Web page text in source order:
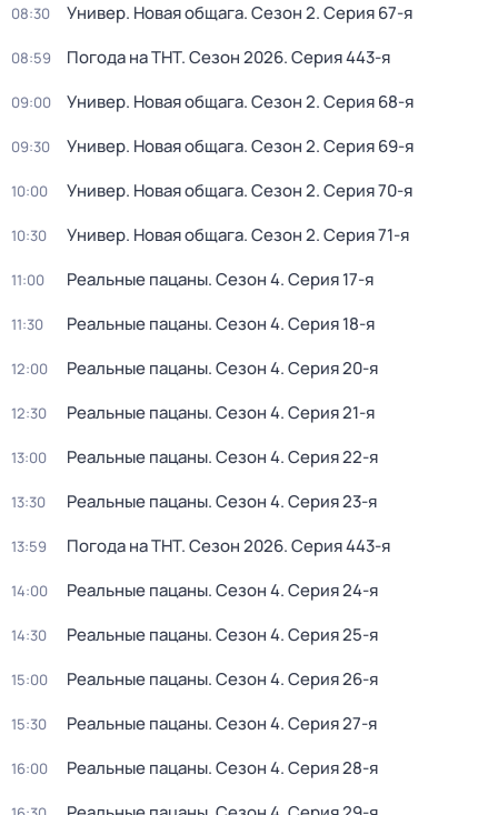
08:30 Универ. Новая общага. Сезон 2. Серия 67-я
08:59 Погода на ТНТ. Сезон 2026. Серия 443-я
09:00 Универ. Новая общага. Сезон 2. Серия 68-я
09:30 Универ. Новая общага. Сезон 2. Серия 69-я
10:00 Универ. Новая общага. Сезон 2. Серия 70-я
10:30 Универ. Новая общага. Сезон 2. Серия 71-я
11:00 Реальные пацаны. Сезон 4. Серия 17-я
11:30 Реальные пацаны. Сезон 4. Серия 18-я
12:00 Реальные пацаны. Сезон 4. Серия 20-я
12:30 Реальные пацаны. Сезон 4. Серия 21-я
13:00 Реальные пацаны. Сезон 4. Серия 22-я
13:30 Реальные пацаны. Сезон 4. Серия 23-я
13:59 Погода на ТНТ. Сезон 2026. Серия 443-я
14:00 Реальные пацаны. Сезон 4. Серия 24-я
14:30 Реальные пацаны. Сезон 4. Серия 25-я
15:00 Реальные пацаны. Сезон 4. Серия 26-я
15:30 Реальные пацаны. Сезон 4. Серия 27-я
16:00 Реальные пацаны. Сезон 4. Серия 28-я